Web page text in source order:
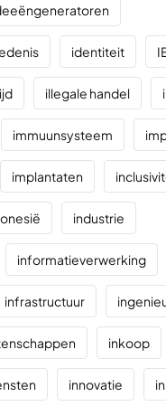
identiteit
illegale handel
immuunsysteem
implantaten
industrie
informatieverwerking
infrastructuur
inkoop
innovatie